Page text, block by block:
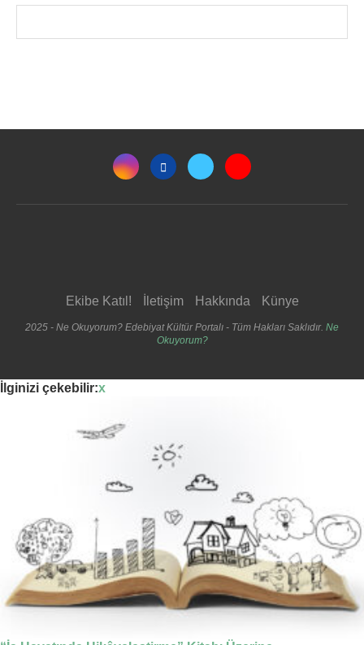
Ekibe Katıl! İletişim Hakkında Künye
2025 - Ne Okuyorum? Edebiyat Kültür Portalı - Tüm Hakları Saklıdır. Ne
Okuyorum?
İlginizi çekebilir:x